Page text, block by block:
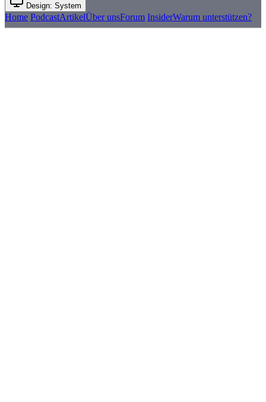
Design: System
Home PodcastArtikelÜber unsForum InsiderWarum unterstützen?